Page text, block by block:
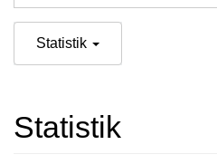
Statistik
Statistik